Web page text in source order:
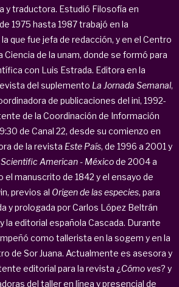
y traductora. Estudió Filosofía en
1975 hasta 1987 trabajó en la
la que fue jefa de redacción, y en el Centro
Ciencia de la unam, donde se formó para
con Luis Estrada. Editora en la
del suplemento La Jornada Semanal,
de publicaciones del ini, 1992-
de la Coordinación de Información
de Canal 22, desde su comienzo en
de la revista Este País, de 1996 a 2001 y
ScientificAmerican - Méxicode 2004 a
manuscrito de 1842 y el ensayo de
previos al Origen de las especies, para
y prologada por Carlos López Beltrán
la editorial española Cascada. Durante
como tallerista en la sogem y en la
de Sor Juana. Actualmente es asesora y
editorial para la revista ¿ Cómo ves? y
del taller en línea y presencial de